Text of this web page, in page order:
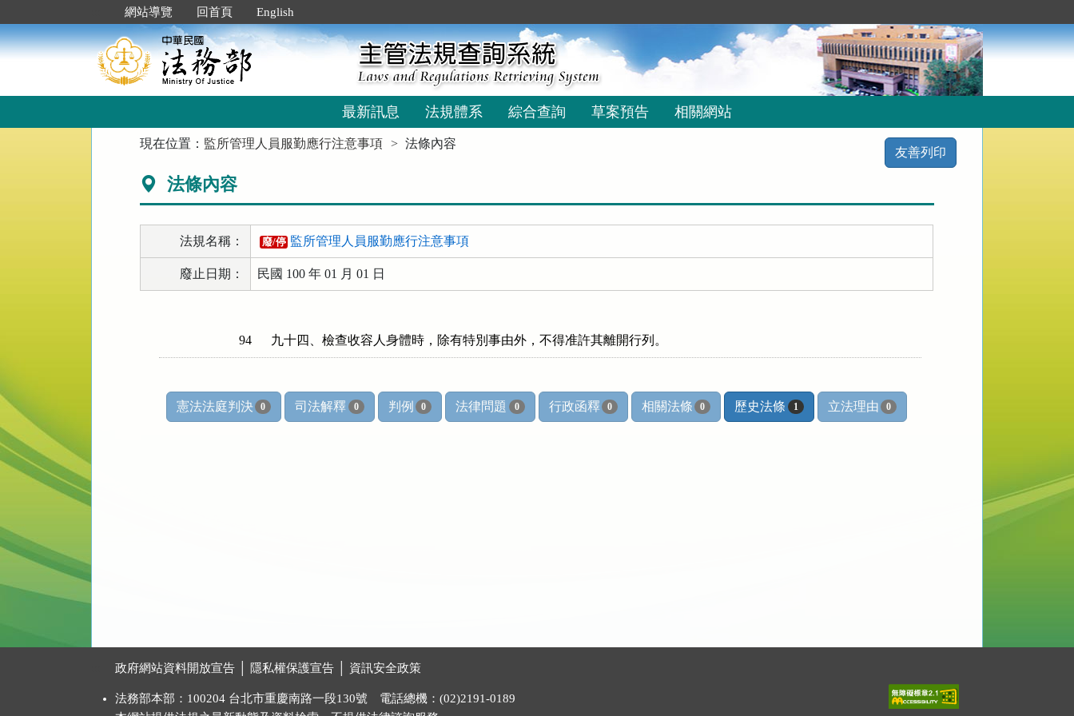
到
主
要
網站導覽 回首頁 English
最新訊息 法規體系 綜合查詢 草案預告 相關網站
現在位置： 監所管理人員服勤應行注意事項 法條內容
友善列印
法條內容
法規名稱： 廢/停 監所管理人員服勤應行注意事項
廢止日期： 民國 100 年 01 月 01 日
94 九十四、檢查收容人身體時，除有特別事由外，不得准許其離開行列。
憲法法庭判決 0 司法解釋 0 判例 0 法律問題 0 行政函釋 0 相關法條 0 歷史法條 1 立法理由 0
政府網站資料開放宣告 隱私權保護宣告 資訊安全政策
法務部本部：100204 台北市重慶南路一段130號 電話總機：(02)2191-0189